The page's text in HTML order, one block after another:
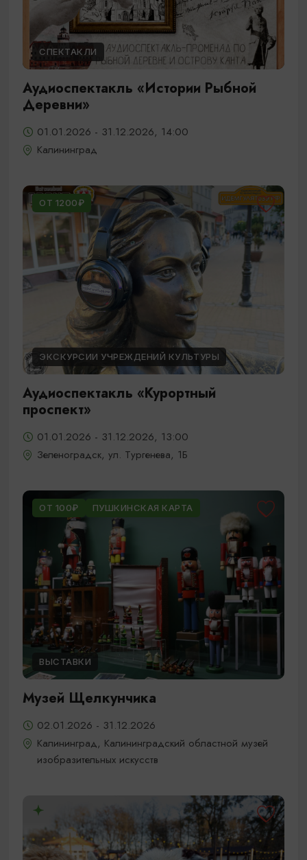
СПЕКТАКЛИ
Аудиоспектакль «Истории Рыбной
Деревни»
01.01.2026 - 31.12.2026, 14:00
Калининград
ОТ 1200₽
ЭКСКУРСИИ УЧРЕЖДЕНИЙ КУЛЬТУРЫ
Аудиоспектакль «Курортный
проспект»
01.01.2026 - 31.12.2026, 13:00
Зеленоградск, ул. Тургенева, 1Б
ОТ 100₽ ПУШКИНСКАЯ КАРТА
ВЫСТАВКИ
Музей Щелкунчика
02.01.2026 - 31.12.2026
Калининград, Калининградский областной музей
изобразительных искусств